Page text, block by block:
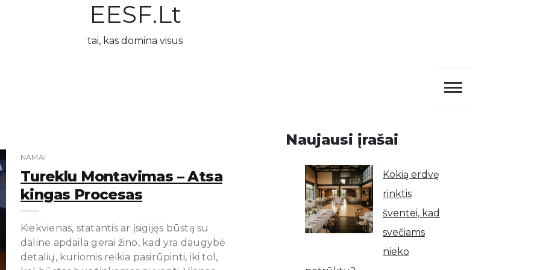
EESF.lt
tai, kas domina visus
NAMAI
Tureklu Montavimas – Atsa
Kingas Procesas
Kiekvienas, statantis ar įsigijęs būstą su
daline apdaila gerai žino, kad yra daugybė
detalių, kuriomis reikia pasirūpinti, iki tol,
Naujausi įrašai
Kokią erdvę
rinktis
šventei, kad
svečiams
nieko